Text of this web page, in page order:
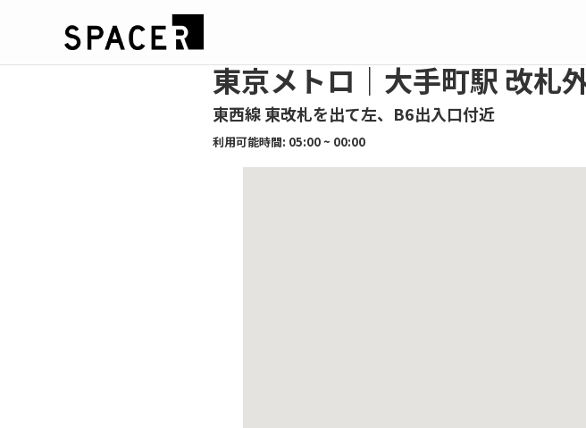
東京メトロ｜大手町駅 改札
東西線 東改札を出て左、B6出入口付近
利用可能時間: 05:00 ~ 00:00